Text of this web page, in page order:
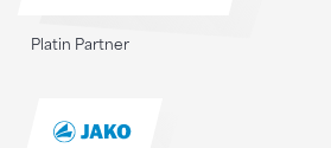
Platin Partner